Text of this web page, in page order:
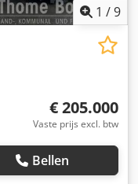
1 /9
€ 205.000
Vaste prijs excl. btw
Bellen